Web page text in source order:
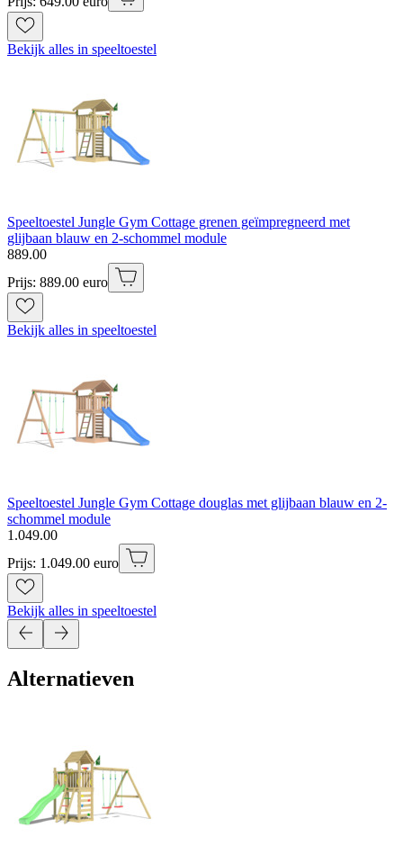
Bekijk alles in speeltoestel
Speeltoestel Jungle Gym Cottage grenen geïmpregneerd met
glijbaan blauw en 2-schommel module
889.00
Prijs: 889.00 euro
Bekijk alles in speeltoestel
Speeltoestel Jungle Gym Cottage douglas met glijbaan blauw en 2-
schommel module
1 .049.00
Prijs: 1.049.00 euro
Bekijk alles in speeltoestel
Alternatieven